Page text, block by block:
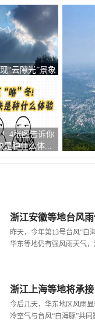
“云隙光”景象
4张图告诉你
是种什么体...
浙江安徽等地台风
昨天，今年第13号台风“白
华东等地仍有强风雨天气
浙江上海等地将承
今后几天，华东地区风雨
冷空气与台风“白海豚”共